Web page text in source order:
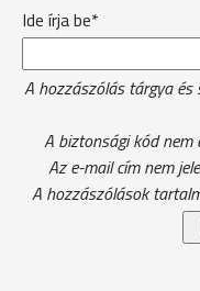
Ide írja be*
A hozzászólás tárgya
A biztonsági kód nem
Az e-mail cím nem
A hozzászólások